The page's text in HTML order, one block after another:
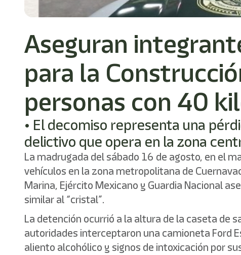
Aseguran
para la
personas con 40
• El decomiso representa una
delictivo que opera en la zona
La madrugada del sábado 16 de agosto, en el
vehículos en la zona metropolitana de
Marina, Ejército Mexicano y Guardia Nacional
similar al “cristal”.
La detención ocurrió a la altura de la caseta de
autoridades interceptaron una camioneta Ford
aliento alcohólico y signos de intoxicación por